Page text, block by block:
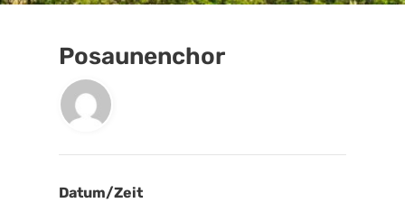
Posaunenchor
Datum/Zeit